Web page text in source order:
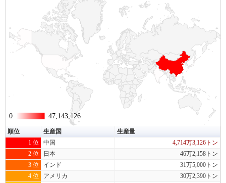
0
0 47,143,126
47,143,126
順位 生産国
生産量
1 位
中国
4,714万3,126トン
2 位
日本
46万2,158トン
3 位
インド
31万5,000トン
4 位
アメリカ
30万2,390トン